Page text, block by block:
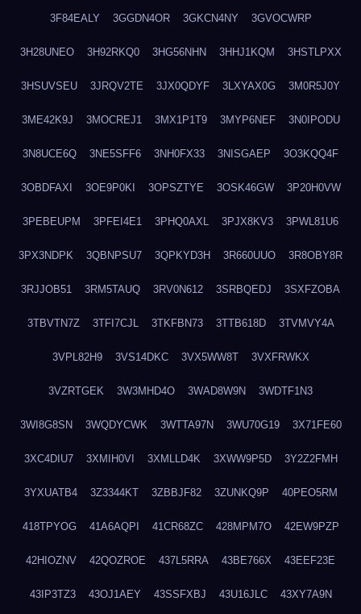
3F84EALY 3GGDN4OR 3GKCN4NY 3GVOCWRP
3H28UNEO 3H92RKQ0 3HG56NHN 3HHJ1KQM 3HSTLPXX
3HSUVSEU 3JRQV2TE 3JX0QDYF 3LXYAX0G 3M0R5J0Y
3ME42K9J 3MOCREJ1 3MX1P1T9 3MYP6NEF 3N0IPODU
3N8UCE6Q 3NE5SFF6 3NH0FX33 3NISGAEP 3O3KQQ4F
3OBDFAXI 3OE9P0KI 3OPSZTYE 3OSK46GW 3P20H0VW
3PEBEUPM 3PFEI4E1 3PHQ0AXL 3PJX8KV3 3PWL81U6
3PX3NDPK 3QBNPSU7 3QPKYD3H 3R660UUO 3R8OBY8R
3RJJOB51 3RM5TAUQ 3RV0N612 3SRBQEDJ 3SXFZOBA
3TBVTN7Z 3TFI7CJL 3TKFBN73 3TTB618D 3TVMVY4A
3VPL82H9 3VS14DKC 3VX5WW8T 3VXFRWKX
3VZRTGEK 3W3MHD4O 3WAD8W9N 3WDTF1N3
3WI8G8SN 3WQDYCWK 3WTTA97N 3WU70G19 3X71FE60
3XC4DIU7 3XMIH0VI 3XMLLD4K 3XWW9P5D 3Y2Z2FMH
3YXUATB4 3Z3344KT 3ZBBJF82 3ZUNKQ9P 40PEO5RM
418TPYOG 41A6AQPI 41CR68ZC 428MPM7O 42EW9PZP
42HIOZNV 42QOZROE 437L5RRA 43BE766X 43EEF23E
43IP3TZ3 43OJ1AEY 43SSFXBJ 43U16JLC 43XY7A9N